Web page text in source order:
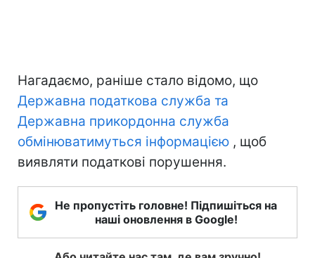
Нагадаємо, раніше стало відомо, що
Державна податкова служба та
Державна прикордонна служба
обмінюватимуться інформацією , щоб
виявляти податкові порушення.
Не пропустіть головне! Підпишіться на
наші оновлення в Google!